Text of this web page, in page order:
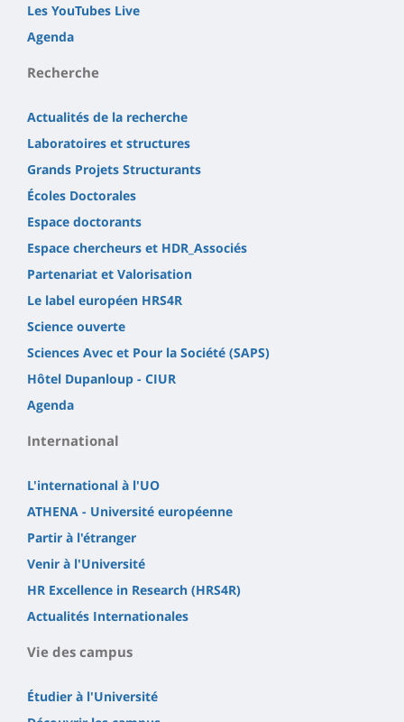
Les YouTubes Live
Agenda
Recherche
Actualités de la recherche
Laboratoires et structures
Grands Projets Structurants
Écoles Doctorales
Espace doctorants
Espace chercheurs et HDR_Associés
Partenariat et Valorisation
Le label européen HRS4R
Science ouverte
Sciences Avec et Pour la Société (SAPS)
Hôtel Dupanloup - CIUR
Agenda
International
L'international à l'UO
ATHENA - Université européenne
Partir à l'étranger
Venir à l'Université
HR Excellence in Research (HRS4R)
Actualités Internationales
Vie des campus
Étudier à l'Université